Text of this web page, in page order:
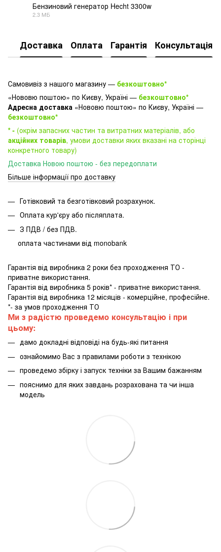
Бензиновий генератор Hecht 3300w
2.3 МБ
Доставка Оплата Гарантія Консультація
Самовивіз з нашого магазину — безкоштовно*
«Нововю поштою» по Києву, Україні — безкоштовно*
Адресна доставка «Нововю поштою» по Києву, Україні —
безкоштовно*
* - (окрім запасних частин та витратних матеріалів, або
акційних товарів, умови доставки яких вказані на сторінці
конкретного товару)
Доставка Новою поштою - без передоплати
Більше інформації про доставку
Готівковий та безготівковий розрахунок.
Оплата кур'єру або післяплата.
З ПДВ / без ПДВ.
оплата частинами від monobank
Гарантія від виробника 2 роки без проходження ТО -
приватне використання.
Гарантія від виробника 5 років* - приватне використання.
Гарантія від виробника 12 місяців - комерційне, професійне.
*- за умов проходження ТО
Ми з радістю проведемо консультацію і при
цьому:
дамо докладні відповіді на будь-які питання
ознайомимо Вас з правилами роботи з технікою
проведемо збірку і запуск техніки за Вашим бажанням
пояснимо для яких завдань розрахована та чи інша
модель